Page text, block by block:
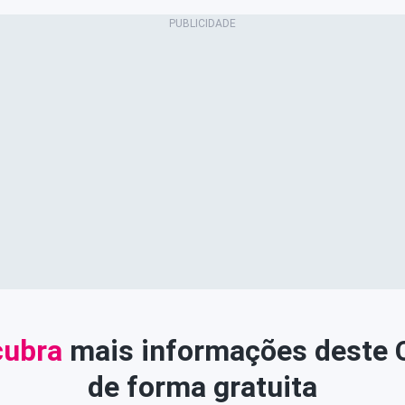
mais informações deste
de forma gratuita